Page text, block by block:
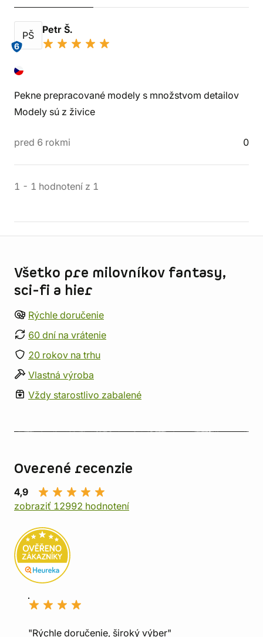
PŠ
6
Petr Š.
Pekne prepracované modely s množstvom detailov
Modely sú z živice
pred 6 rokmi 0
1 - 1 hodnotení z 1
Všetko pre milovníkov fantasy,
sci-fi a hier
Rýchle doručenie
60 dní na vrátenie
20 rokov na trhu
Vlastná výroba
Vždy starostlivo zabalené
Overené recenzie
4,9
zobraziť 12992 hodnotení
"Rýchle doručenie, široký výber"